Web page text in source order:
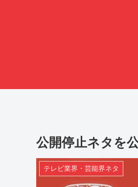
公開停止ネタを
テレビ業界・芸能界ネタ